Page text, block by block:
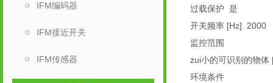
IFM编码器
IFM接近开关
IFM传感器
过载保护 是
开关频率 [Hz] 2000
监控范围
zui小的可识别的物
环境条件